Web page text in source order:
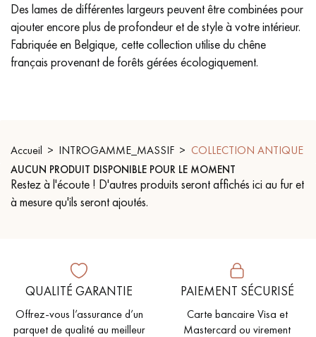
PARQUET HUILÉ PARQUET EN BOIS BRUT
PARQUET VIEILLI PARQUET EN CHÊNE FUMÉ
Nos conseillers sont disponibles au
09-8899140
VOUS AVEZ UN PROJET ?
Des lames de différentes largeurs peuvent être combinées pour
ajouter encore plus de profondeur et de style à votre intérieur.
Fabriquée en Belgique, cette collection utilise du chêne
français provenant de forêts gérées écologiquement.
Accueil INTROGAMME_MASSIF COLLECTION ANTIQUE
AUCUN PRODUIT DISPONIBLE POUR LE MOMENT
Restez à l'écoute ! D'autres produits seront affichés ici au fur et
à mesure qu'ils seront ajoutés.
QUALITÉ GARANTIE
Offrez-vous l’assurance d’un
parquet de qualité au meilleur
PAIEMENT SÉCURISÉ
Carte bancaire Visa et
Mastercard ou virement